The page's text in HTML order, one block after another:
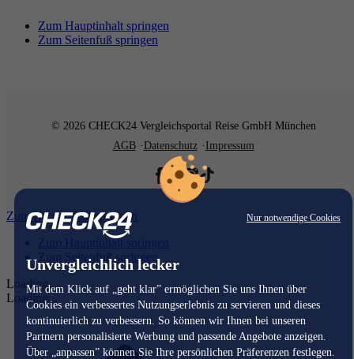
Nur notwendige Cookies
Unvergleichlich lecker
Mit dem Klick auf „geht klar” ermöglichen Sie uns Ihnen über
Cookies ein verbessertes Nutzungserlebnis zu servieren und dieses
kontinuierlich zu verbessern. So können wir Ihnen bei unseren
Partnern personalisierte Werbung und passende Angebote anzeigen.
Über „anpassen” können Sie Ihre persönlichen Präferenzen festlegen.
Zum Hauptinhalt springen
Zum Seitenfuß springen
© 2026 CHECK24 Vergleichsportal Reise GmbH München
AGB
Datenschutz Impressum
Zum Hauptinhalt springen
Zum Hauptinhalt springen
Zum Seitenfuß springen
Loading...
Loading...